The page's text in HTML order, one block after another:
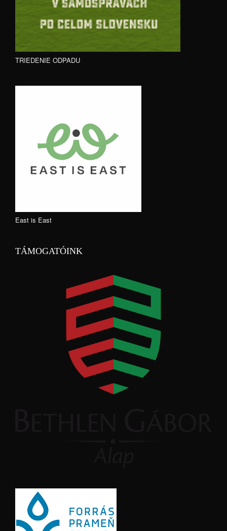
TRIEDENIE ODPADU
East is East
TÁMOGATÓINK